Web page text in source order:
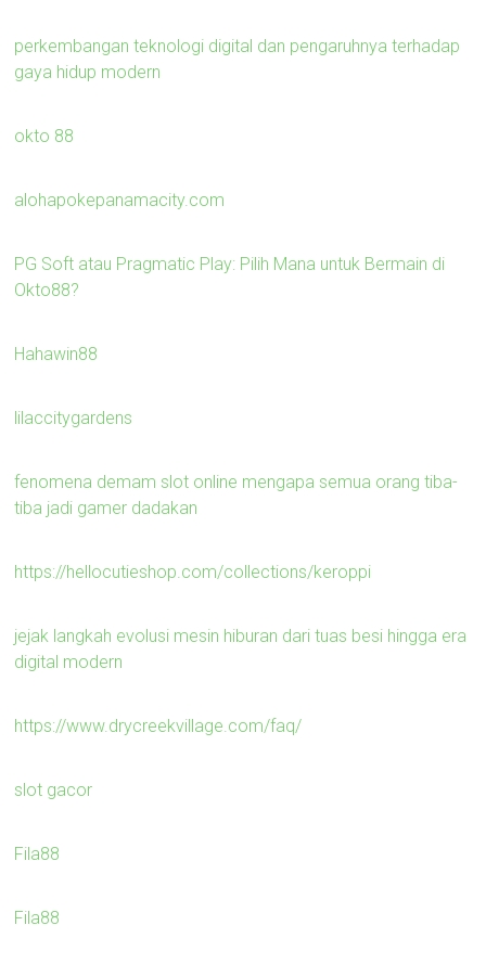
perkembangan teknologi digital dan pengaruhnya terhadap
gaya hidup modern
okto 88
alohapokepanamacity.com
PG Soft atau Pragmatic Play: Pilih Mana untuk Bermain di
Okto88?
Hahawin88
lilaccitygardens
fenomena demam slot online mengapa semua orang tiba-
tiba jadi gamer dadakan
https://hellocutieshop.com/collections/keroppi
jejak langkah evolusi mesin hiburan dari tuas besi hingga era
digital modern
https://www.drycreekvillage.com/faq/
slot gacor
Fila88
Fila88